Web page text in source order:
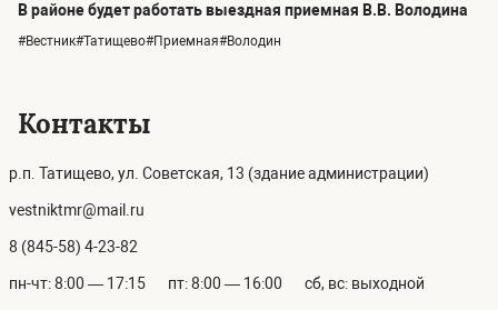
В районе будет работать выездная приемная В.В. Володина
#Вестник#Татищево#Приемная#Володин
Контакты
р.п. Татищево, ул. Советская, 13 (здание администрации)
vestniktmr@mail.ru
8 (845-58) 4-23-82
пн-чт: 8:00 — 17:15 пт: 8:00 — 16:00 сб, вс: выходной